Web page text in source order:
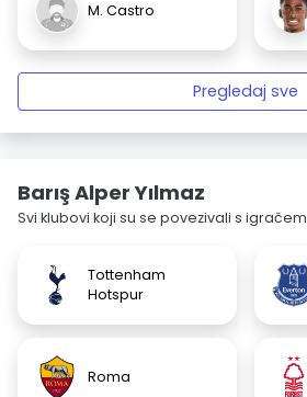
M. Castro
Pregledaj sve
Barış Alper Yılmaz
Svi klubovi koji su se povezivali s igračem
Tottenham
Hotspur
Roma